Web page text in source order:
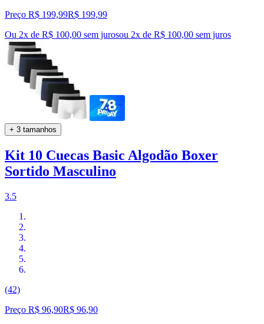
Preço R$ 199,99R$ 199,99
Ou 2x de R$ 100,00 sem jurosou 2x de R$ 100,00 sem juros
+ 3 tamanhos
Kit 10 Cuecas Basic Algodão Boxer
Sortido Masculino
3.5
(42)
Preço R$ 96,90R$ 96,90